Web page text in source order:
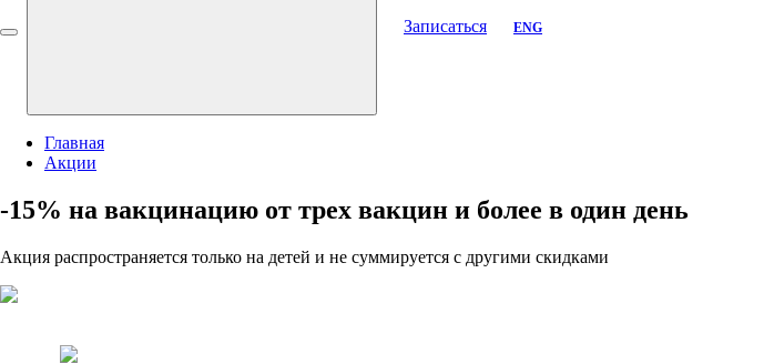
Записаться ENG
Главная
Акции
-15% на вакцинацию от трех вакцин и более в один день
Акция распространяется только на детей и не суммируется с другими скидками